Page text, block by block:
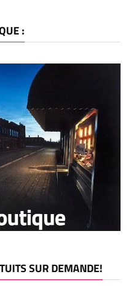
:
SUR DEMANDE!